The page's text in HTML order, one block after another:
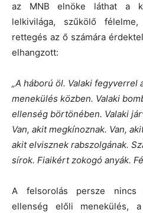
az MNB elnöke láthat a
lelkivilága, szűkölő
rettegés az ő számára
elhangzott:
„A háború öl. Valaki fegyverrel
menekülés közben. Valaki
ellenség börtönében. Valaki
Van, akit megkínoznak. Van,
akit elvisznek rabszolgának.
sírok. Fiaikért zokogó anyák.
A felsorolás persze nincs
ellenség előli menekülés,